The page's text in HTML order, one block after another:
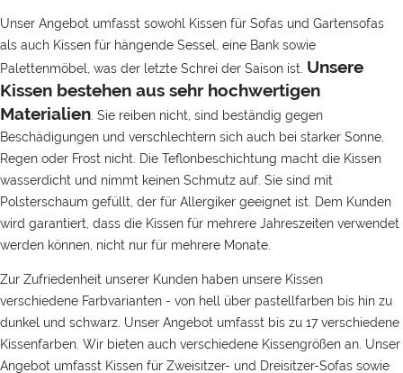
Unser Angebot umfasst sowohl Kissen für Sofas und Gartensofas
als auch Kissen für hängende Sessel, eine Bank sowie
Palettenmöbel, was der letzte Schrei der Saison ist. Unsere
Kissen bestehen aus sehr hochwertigen
Materialien . Sie reiben nicht, sind beständig gegen
Beschädigungen und verschlechtern sich auch bei starker Sonne,
Regen oder Frost nicht. Die Teflonbeschichtung macht die Kissen
wasserdicht und nimmt keinen Schmutz auf. Sie sind mit
Polsterschaum gefüllt, der für Allergiker geeignet ist. Dem Kunden
wird garantiert, dass die Kissen für mehrere Jahreszeiten verwendet
werden können, nicht nur für mehrere Monate.
Zur Zufriedenheit unserer Kunden haben unsere Kissen
verschiedene Farbvarianten - von hell über pastellfarben bis hin zu
dunkel und schwarz. Unser Angebot umfasst bis zu 17 verschiedene
Kissenfarben. Wir bieten auch verschiedene Kissengrößen an. Unser
Angebot umfasst Kissen für Zweisitzer- und Dreisitzer-Sofas sowie